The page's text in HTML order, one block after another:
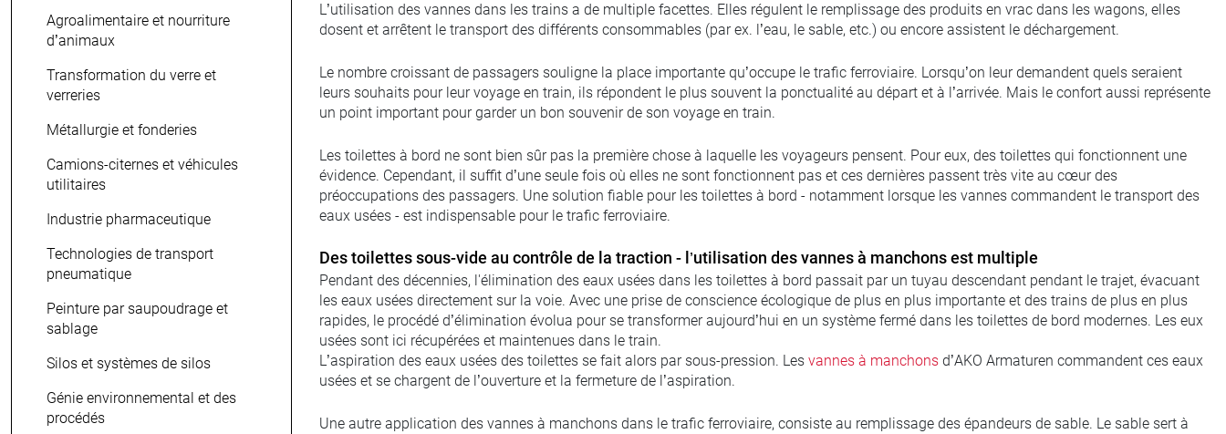
Agroalimentaire et nourriture
d’animaux
Transformation du verre et
verreries
Métallurgie et fonderies
Camions-citernes et véhicules
utilitaires
Industrie pharmaceutique
Technologies de transport
pneumatique
Peinture par saupoudrage et
sablage
Silos et systèmes de silos
Génie environnemental et des
procédés
L’utilisation des vannes dans les trains a de multiple facettes. Elles régulent le remplissage des produits en vrac dans les wagons, elles
dosent et arrêtent le transport des différents consommables (par ex. l’eau, le sable, etc.) ou encore assistent le déchargement.
Le nombre croissant de passagers souligne la place importante qu’occupe le trafic ferroviaire. Lorsqu’on leur demandent quels seraient
leurs souhaits pour leur voyage en train, ils répondent le plus souvent la ponctualité au départ et à l’arrivée. Mais le confort aussi représente
un point important pour garder un bon souvenir de son voyage en train.
Les toilettes à bord ne sont bien sûr pas la première chose à laquelle les voyageurs pensent. Pour eux, des toilettes qui fonctionnent une
évidence. Cependant, il suffit d’une seule fois où elles ne sont fonctionnent pas et ces dernières passent très vite au cœur des
préoccupations des passagers. Une solution fiable pour les toilettes à bord - notamment lorsque les vannes commandent le transport des
eaux usées - est indispensable pour le trafic ferroviaire.
Des toilettes sous-vide au contrôle de la traction - l’utilisation des vannes à manchons est multiple
Pendant des décennies, l'élimination des eaux usées dans les toilettes à bord passait par un tuyau descendant pendant le trajet, évacuant
les eaux usées directement sur la voie. Avec une prise de conscience écologique de plus en plus importante et des trains de plus en plus
rapides, le procédé d’élimination évolua pour se transformer aujourd’hui en un système fermé dans les toilettes de bord modernes. Les eux
usées sont ici récupérées et maintenues dans le train.
L’aspiration des eaux usées des toilettes se fait alors par sous-pression. Les vannes à manchonsd’AKO Armaturen commandent ces eaux
usées et se chargent de l’ouverture et la fermeture de l’aspiration.
Une autre application des vannes à manchons dans le trafic ferroviaire, consiste au remplissage des épandeurs de sable. Le sable sert à